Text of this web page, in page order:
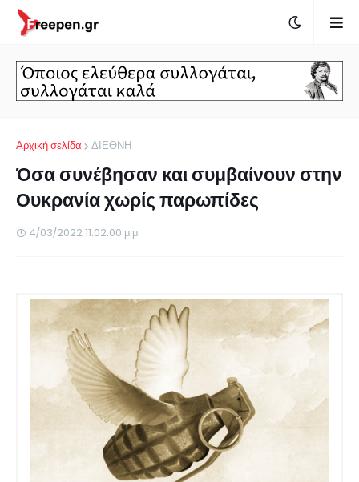
Αρχική σελίδα ΔΙΕΘΝΗ
Όσα συνέβησαν και συμβαίνουν στην
Ουκρανία χωρίς παρωπίδες
4/03/2022 11:02:00 μ.μ.